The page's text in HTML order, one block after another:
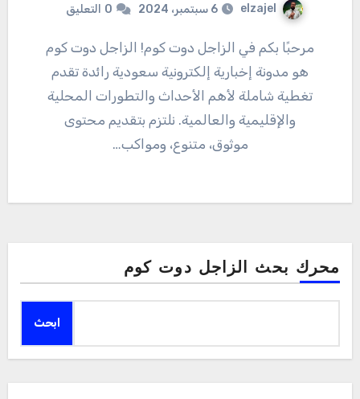
elzajel 6 سبتمبر، 2024 0 التعليق
مرحبًا بكم في الزاجل دوت كوم! الزاجل دوت كوم
هو مدونة إخبارية إلكترونية سعودية رائدة تقدم
تغطية شاملة لأهم الأحداث والتطورات المحلية
والإقليمية والعالمية. نلتزم بتقديم محتوى
موثوق، متنوع، ومواكب…
محرك بحث الزاجل دوت كوم
ابحث